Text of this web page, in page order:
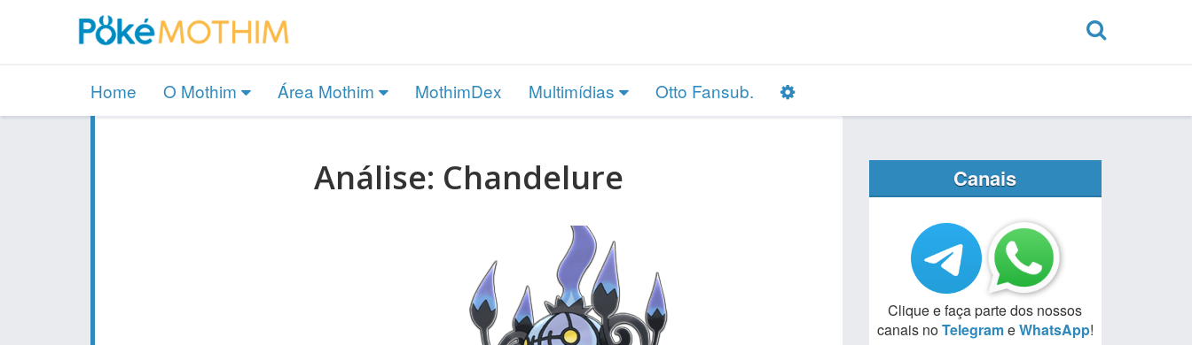
Home O Mothim Área Mothim MothimDex Multimídias Otto Fansub.
Análise: Chandelure Canais
Clique e faça parte dos nossos
canais noTelegrameWhatsApp!